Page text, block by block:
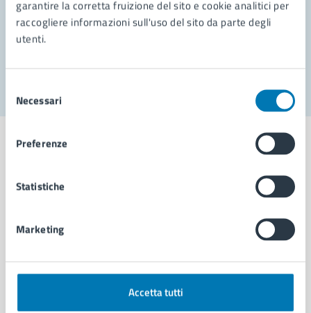
garantire la corretta fruizione del sito e cookie analitici per
raccogliere informazioni sull'uso del sito da parte degli
utenti.
delNecessari
Preferenze
Statistiche
Marketing
Accetta tutti
Problemi in città
Comune di Napoli
AMMINISTRAZIONE
Organi di governo